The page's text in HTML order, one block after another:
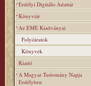
Erdélyi Digitális Adattár
Könyvtár
Az EME Kiadványai
Folyóiratok
Könyvek
Kiadó
A Magyar Tudomány Napja
Erdélyben